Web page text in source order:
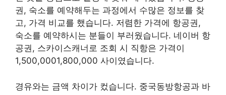
권, 숙소를 예약해두는 과정에서 수많은 정보를 찾
고, 가격 비교를 했습니다. 저렴한 가격에 항공권,
숙소를 예약하시는 분들이 부러웠습니다. 네이버 항
공권, 스카이스캐너로 조회 시 직항은 가격이
1,500,0001,800,000 사이였습니다.
경유와는 금액 차이가 컸습니다. 중국동방항공과 바